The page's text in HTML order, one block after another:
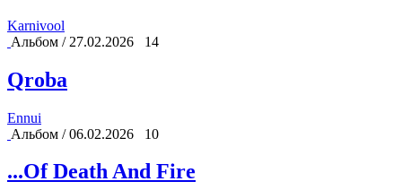
Karnivool
Альбом / 27.02.2026
14
Qroba
Ennui
Альбом / 06.02.2026
10
...Of Death And Fire